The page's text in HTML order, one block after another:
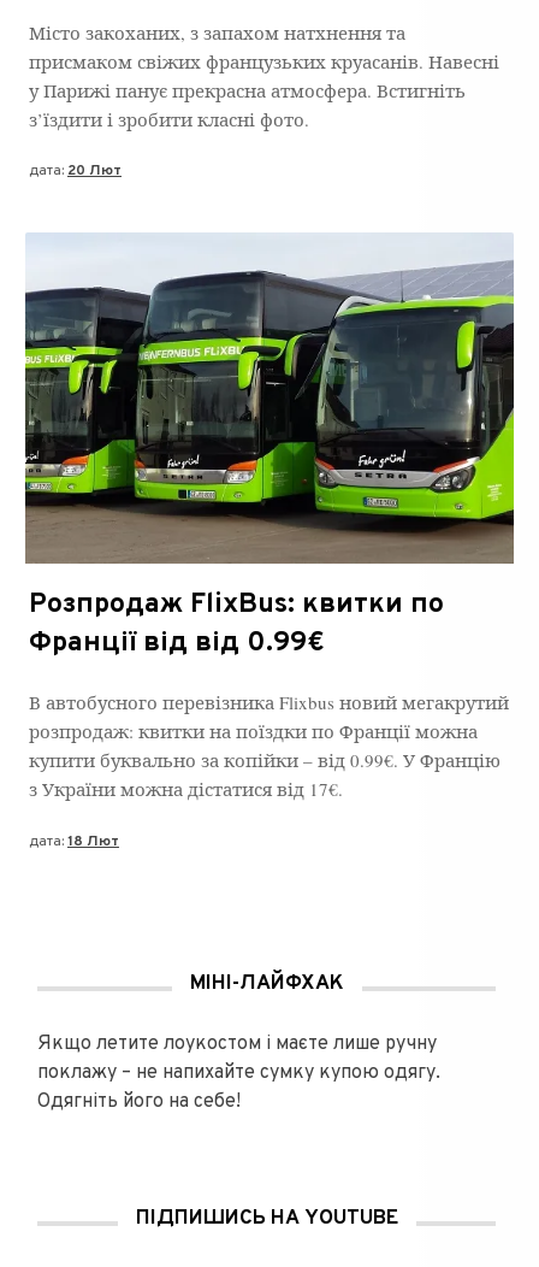
Місто закоханих, з запахом натхнення та
присмаком свіжих французьких круасанів. Навесні
у Парижі панує прекрасна атмосфера. Встигніть
з’їздити і зробити класні фото.
дата:20 Лют
Розпродаж FlixBus: квитки по
Франції від від 0.99€
В автобусного перевізника Flixbus новий мегакрутий
розпродаж: квитки на поїздки по Франції можна
купити буквально за копійки – від 0.99€. У Францію
з України можна дістатися від 17€.
дата:18 Лют
МІНІ-ЛАЙФХАК
Якщо летите лоукостом і маєте лише ручну
поклажу – не напихайте сумку купою одягу.
Одягніть його на себе!
ПІДПИШИСЬ НА YOUTUBE